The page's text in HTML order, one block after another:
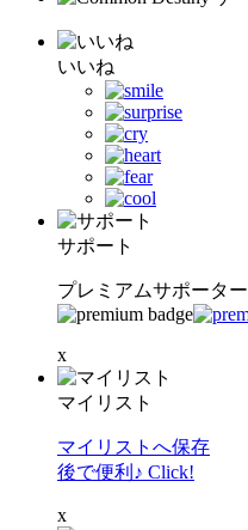
いいね
サポート
プレミアムサポーター
x
マイリスト
マイリストへ保存
後で便利♪ Click!
x